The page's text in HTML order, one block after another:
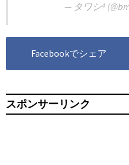
— タワシ⁴
Facebookでシェア
スポンサーリンク